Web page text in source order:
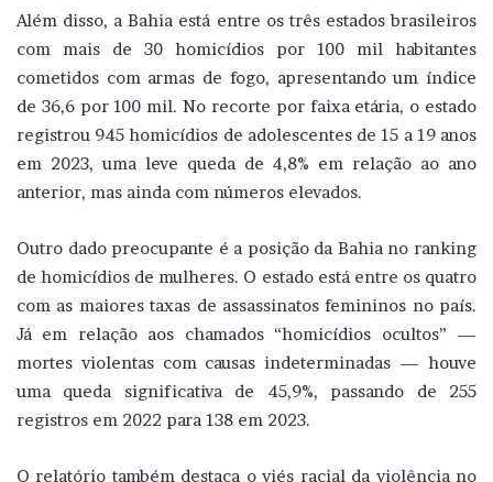
Além disso, a Bahia está entre os três estados brasileiros
com mais de 30 homicídios por 100 mil habitantes
cometidos com armas de fogo, apresentando um índice
de 36,6 por 100 mil. No recorte por faixa etária, o estado
registrou 945 homicídios de adolescentes de 15 a 19 anos
em 2023, uma leve queda de 4,8% em relação ao ano
anterior, mas ainda com números elevados.
Outro dado preocupante é a posição da Bahia no ranking
de homicídios de mulheres. O estado está entre os quatro
com as maiores taxas de assassinatos femininos no país.
Já em relação aos chamados “homicídios ocultos” —
mortes violentas com causas indeterminadas — houve
uma queda significativa de 45,9%, passando de 255
registros em 2022 para 138 em 2023.
O relatório também destaca o viés racial da violência no